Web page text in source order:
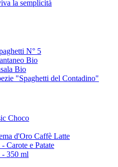
la semplicità
N° 5
Bio
Bio
"Spaghetti del Contadino"
Choco
d'Oro Caffè Latte
Carote e Patate
350 ml